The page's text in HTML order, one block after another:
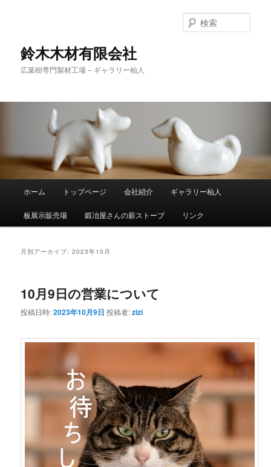
鈴木木材有限会社
広葉樹専門製材工場 – ギャラリー杣人
索
メ
メ
イ
ン
ツ
へ
動
サ
ブ
テ
へ
移
ホーム トップページ 会社紹介 ギャラリー杣人
板展示販売場 鍛冶屋さんの薪ストーブ リンク
月別アーカイブ:2023年10月
10月9日の営業について
投稿日時:2023年10月9日 投稿者:zizi